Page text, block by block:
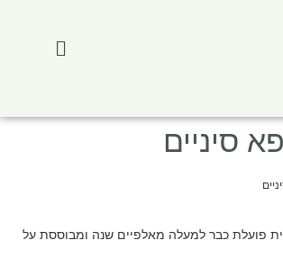
סיניים
פועלת כבר למעלה מאלפיים שנה ומבוססת על